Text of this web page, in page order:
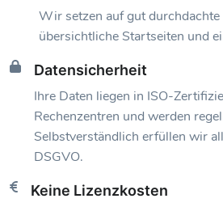
Wir setzen auf gut
übersichtliche Startseiten und
Datensicherheit
Ihre Daten liegen in ISO-
Rechenzentren und werden
Selbstverständlich erfüllen wir
DSGVO.
Keine Lizenzkosten